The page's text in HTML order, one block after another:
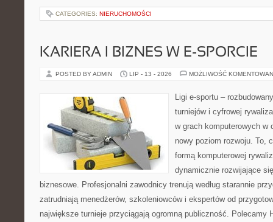
CATEGORIES: NIERUCHOMOŚCI
KARIERA I BIZNES W E-SPORCIE
POSTED BY ADMIN LIP - 13 - 2026 MOŻLIWOŚĆ
Ligi e-sportu –
turniejów i cyfrowej
w grach komputerowych w
nowy poziom rozwoju. To,
formą komputerowej
dynamicznie rozwijające
biznesowe. Profesjonalni zawodnicy trenują według starannie
zatrudniają menedżerów, szkoleniowców i ekspertów od
największe turnieje przyciągają ogromną publiczność. Polecamy